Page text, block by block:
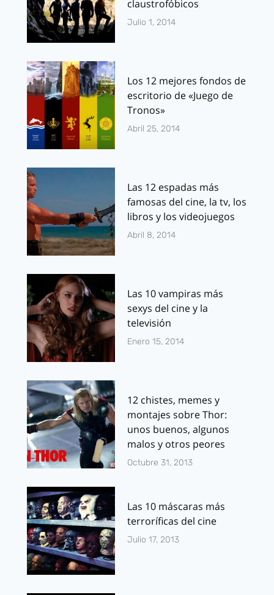
claustrofóbicos
Julio 1, 2014
Los 12 mejores fondos de
escritorio de «Juego de
Tronos»
Abril 25, 2014
Las 12 espadas más
famosas del cine, la tv, los
libros y los videojuegos
Abril 8, 2014
Las 10 vampiras más
sexys del cine y la
televisión
Enero 15, 2014
12 chistes, memes y
montajes sobre Thor:
unos buenos, algunos
malos y otros peores
Octubre 31, 2013
Las 10 máscaras más
terroríficas del cine
Julio 17, 2013